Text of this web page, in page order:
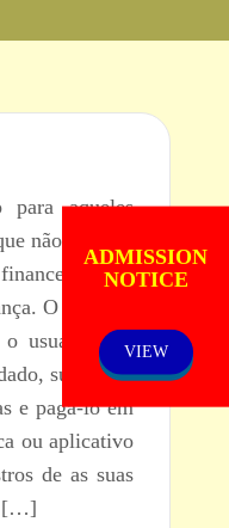
aqueles
não querem
de
O boleto é
o usuário não
suficiente
e pagá-lo em
ou aplicativo
de as suas
[…]
ADMISSION
NOTICE
VIEW